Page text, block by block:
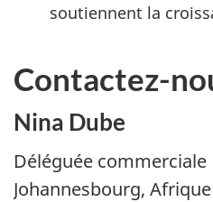
soutiennent la
Contactez-
Nina Dube
Déléguée commerciale
Johannesbourg,